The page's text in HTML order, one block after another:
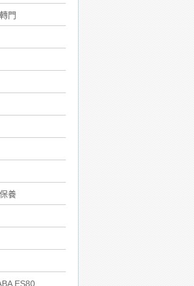
門
養
ES80